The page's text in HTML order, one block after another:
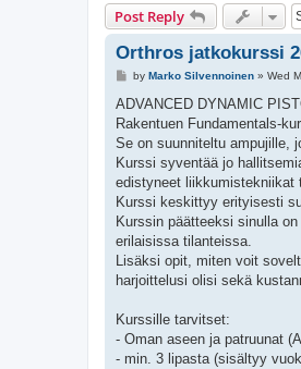
Post Reply
Orthros jatkokurssi
P
s
by Marko Silvennoinen» Wed
ADVANCED DYNAMIC
Rakentuen Fundamentals-
Se on suunniteltu ampujille,
Kurssi syventää jo
edistyneet liikkumistekniikat
Kurssi keskittyy erityisesti
Kurssin päätteeksi sinulla
erilaisissa tilanteissa.
Lisäksi opit, miten voit
harjoittelusi olisi sekä
Kurssille tarvitset:
- Oman aseen ja patruunat
- min. 3 lipasta (sisältyy